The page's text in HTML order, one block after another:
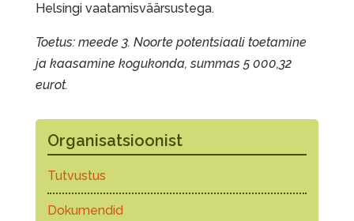
Helsingi vaatamisväärsustega.
Toetus: meede 3. Noorte potentsiaali toetamine
ja kaasamine kogukonda, summas 5 000,32
eurot.
Organisatsioonist
Tutvustus
Dokumendid